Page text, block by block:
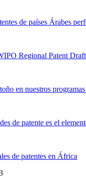
de países Árabes
Regional Patent
en nuestros
de patente es el
de patentes en África